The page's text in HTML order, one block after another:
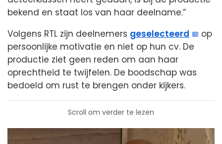
bekend en staat los van haar deelname.”
Volgens RTL zijn deelnemers geselecteerd
op
persoonlijke motivatie en niet op hun cv. De
productie ziet geen reden om aan haar
oprechtheid te twijfelen. De boodschap was
bedoeld om rust te brengen onder kijkers.
Scroll om verder te lezen